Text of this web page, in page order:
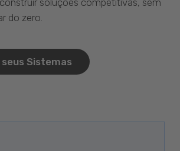
do zero.
Sistemas